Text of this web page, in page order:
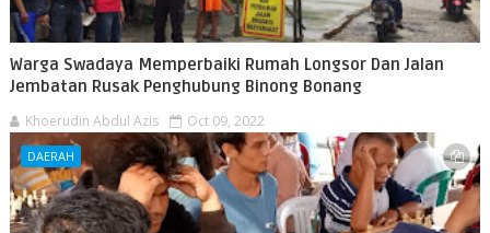
Warga Swadaya Memperbaiki Rumah Longsor Dan Jalan
Jembatan Rusak Penghubung Binong Bonang
Khoerudin Abdul Azis Oct 09, 2022
DAERAH